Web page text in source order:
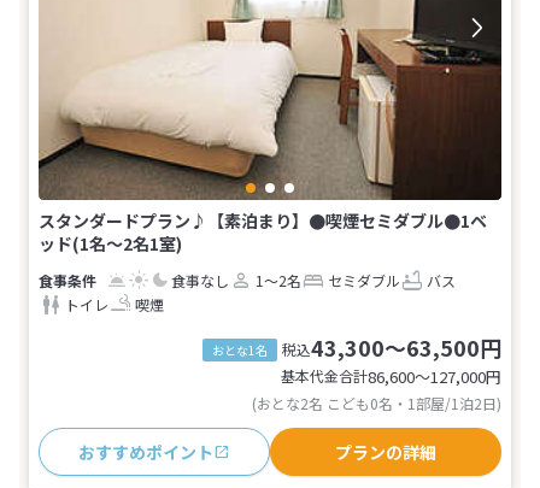
スタンダードプラン♪【素泊まり】●喫煙セミダブル●1ベ
ッド(1名～2名1室)
食事なし 1～2名 セミダブル
バス
トイレ
喫煙
おとな1名 税込43,300～63,500円
基本代金合計86,600〜127,000円
(おとな2名 こども0名・1部屋/1泊2日)
おすすめポイント プランの詳細